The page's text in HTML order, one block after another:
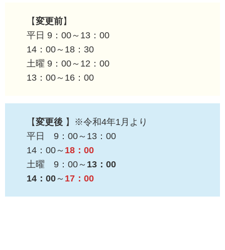
【変更前】
平日 9：00～13：00
14：00～18：30
土曜 9：00～12：00
13：00～16：00
【変更後】※令和4年1月より
平日 9：00～13：00
14：00～ 18：00
土曜 9：00～ 13：00
14：00～ 17：00